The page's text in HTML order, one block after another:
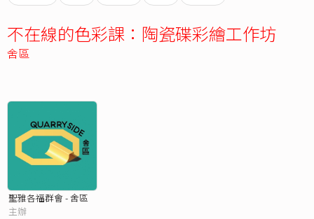
不在線的色彩課：陶瓷碟彩繪工作坊
舍區
聖雅各福群會 - 舍區
主辦